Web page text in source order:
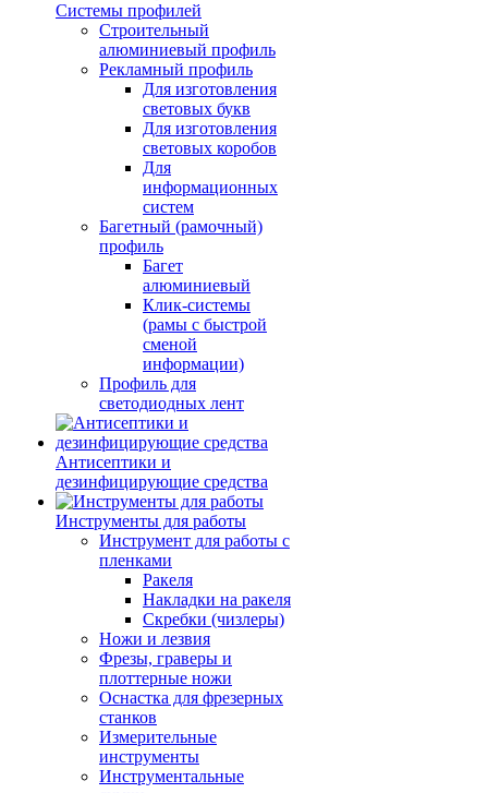
Системы профилей
Строительный
алюминиевый профиль
Рекламный профиль
Для изготовления
световых букв
Для изготовления
световых коробов
Для
информационных
систем
Багетный (рамочный)
профиль
Багет
алюминиевый
Клик-системы
(рамы с быстрой
сменой
информации)
Профиль для
светодиодных лент
Антисептики и
дезинфицирующие средства
Инструменты для работы
Инструмент для работы с
пленками
Ракеля
Накладки на ракеля
Скребки (чизлеры)
Ножи и лезвия
Фрезы, граверы и
плоттерные ножи
Оснастка для фрезерных
станков
Измерительные
инструменты
Инструментальные